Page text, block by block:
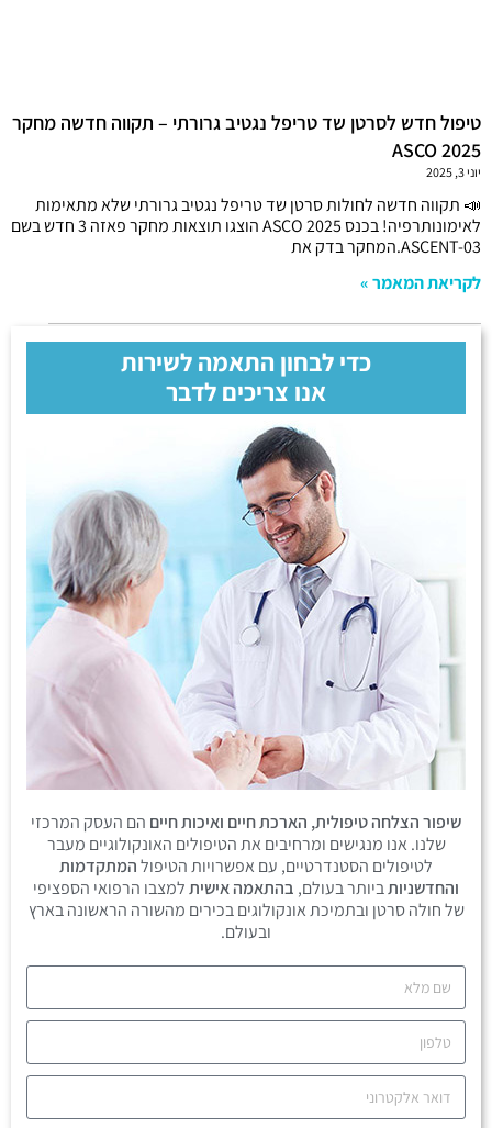
טיפול חדש לסרטן שד טריפל נגטיב גרורתי – תקווה חדשה מחקר
ASCO 2025
יוני 3, 2025
📣 תקווה חדשה לחולות סרטן שד טריפל נגטיב גרורתי שלא מתאימות
לאימונותרפיה! בכנס ASCO 2025 הוצגו תוצאות מחקר פאזה 3 חדש בשם
ASCENT-03.המחקר בדק את
לקריאת המאמר »
כדי לבחון התאמה לשירות
אנו צריכים לדבר
שיפור הצלחה טיפולית, הארכת חיים ואיכות חיים הם העסק המרכזי
שלנו. אנו מנגישים ומרחיבים את הטיפולים האונקולוגיים מעבר
לטיפולים הסטנדרטיים, עם אפשרויות הטיפולהמתקדמות
והחדשניותביותר בעולם, בהתאמה אישיתלמצבו הרפואי הספציפי
של חולה סרטן ובתמיכת אונקולוגים בכירים מהשורה הראשונה בארץ
ובעולם.